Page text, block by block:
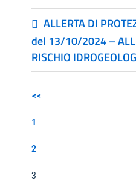
ALLERTA DI
del 13/10/2024 –
RISCHIO
<<
1
2
3